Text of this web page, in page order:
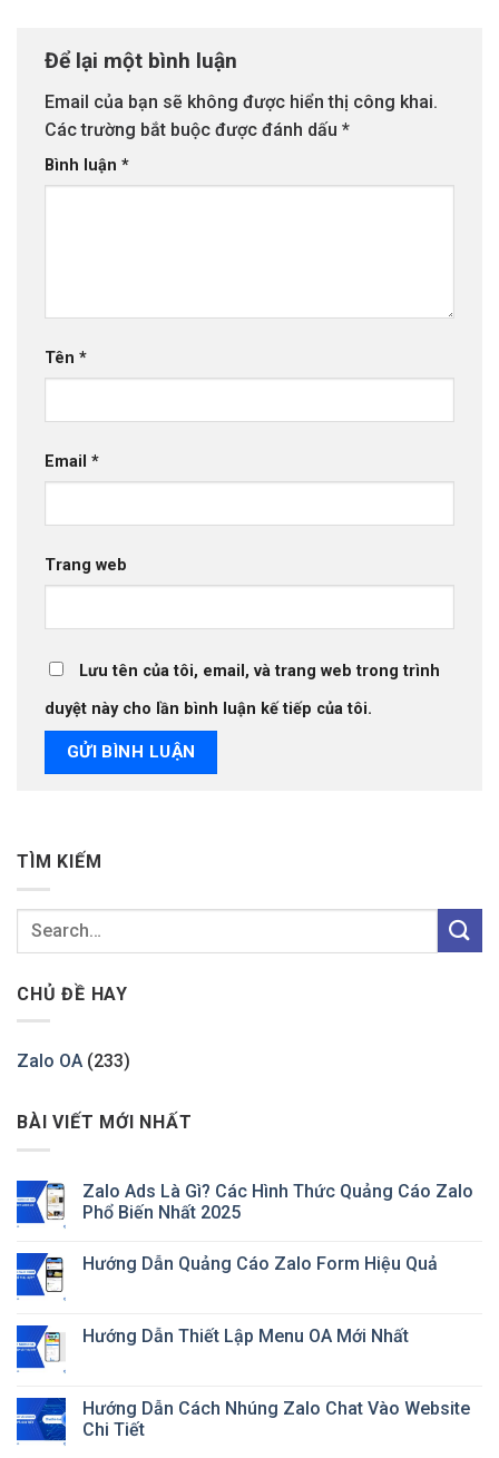
Để lại một bình luận
Email của bạn sẽ không được hiển thị công khai.
Các trường bắt buộc được đánh dấu *
Bình luận *
Tên *
Email *
Trang web
Lưu tên của tôi, email, và trang web trong trình
duyệt này cho lần bình luận kế tiếp của tôi.
TÌM KIẾM
CHỦ ĐỀ HAY
Zalo OA (233)
BÀI VIẾT MỚI NHẤT
Zalo Ads Là Gì? Các Hình Thức Quảng Cáo Zalo
Phổ Biến Nhất 2025
Hướng Dẫn Quảng Cáo Zalo Form Hiệu Quả
Hướng Dẫn Thiết Lập Menu OA Mới Nhất
Hướng Dẫn Cách Nhúng Zalo Chat Vào Website
Chi Tiết